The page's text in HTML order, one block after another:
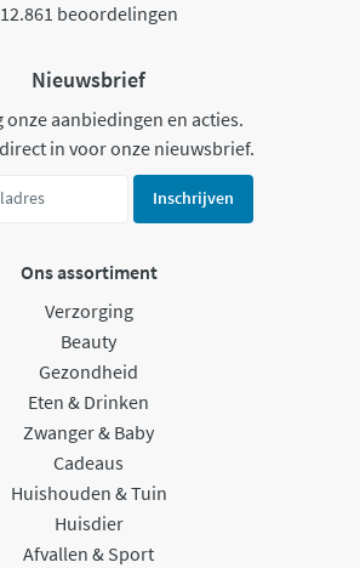
12.861 beoordelingen
Nieuwsbrief
onze aanbiedingen en acties.
in voor onze nieuwsbrief.
Inschrijven
Ons assortiment
Verzorging
Beauty
Gezondheid
Eten & Drinken
Zwanger & Baby
Cadeaus
Huishouden & Tuin
Huisdier
Afvallen & Sport